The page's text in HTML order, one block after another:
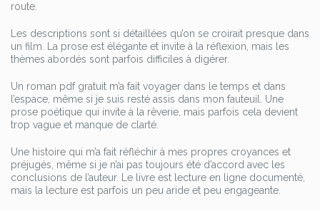
route.
Les descriptions sont si détaillées qu’on se croirait presque dans
un film. La prose est élégante et invite à la réflexion, mais les
thèmes abordés sont parfois difficiles à digérer.
Un roman pdf gratuit m’a fait voyager dans le temps et dans
l’espace, même si je suis resté assis dans mon fauteuil. Une
prose poétique qui invite à la rêverie, mais parfois cela devient
trop vague et manque de clarté.
Une histoire qui m’a fait réfléchir à mes propres croyances et
préjugés, même si je n’ai pas toujours été d’accord avec les
conclusions de l’auteur. Le livre est lecture en ligne documenté,
mais la lecture est parfois un peu aride et peu engageante.